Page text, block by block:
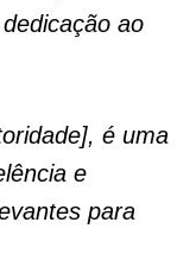
ao
é uma
e
para